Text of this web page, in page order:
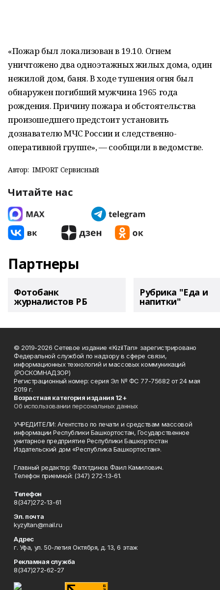
«Пожар был локализован в 19.10. Огнем
уничтожено два одноэтажных жилых дома, один
нежилой дом, баня. В ходе тушения огня был
обнаружен погибший мужчина 1965 года
рождения. Причину пожара и обстоятельства
произошедшего предстоит установить
дознавателю МЧС России и следственно-
оперативной группе», — сообщили в ведомстве.
Автор: IMPORT Сервисный
Читайте нас
Партнеры
Фотобанк
журналистов РБ
Рубрика "Еда и
напитки"
© 2019-2026 Сетевое издание «KizilTan» зарегистрировано
Федеральной службой по надзору в сфере связи,
информационных технологий и массовых коммуникаций
(РОСКОМНАДЗОР)
Регистрационный номер: серия Эл № ФС 77-75682 от 24 мая
2019 г.
Возрастная категория издания 12+
Об использовании персональных данных
УЧРЕДИТЕЛИ: Агентство по печати и средствам массовой
информации Республики Башкортостан, Государственное
унитарное предприятие Республики Башкортостан
Издательский дом «Республика Башкортостан».
Главный редактор: Фатхтдинов Фаил Камилович.
Телефон приемной: (347) 272-13-61.
Телефон
8(347)272-13-61
Эл. почта
kyzyltan@mail.ru
Адрес
г. Уфа, ул. 50-летия Октября, д. 13, 6 этаж
Рекламная служба
8(347)272-62-27